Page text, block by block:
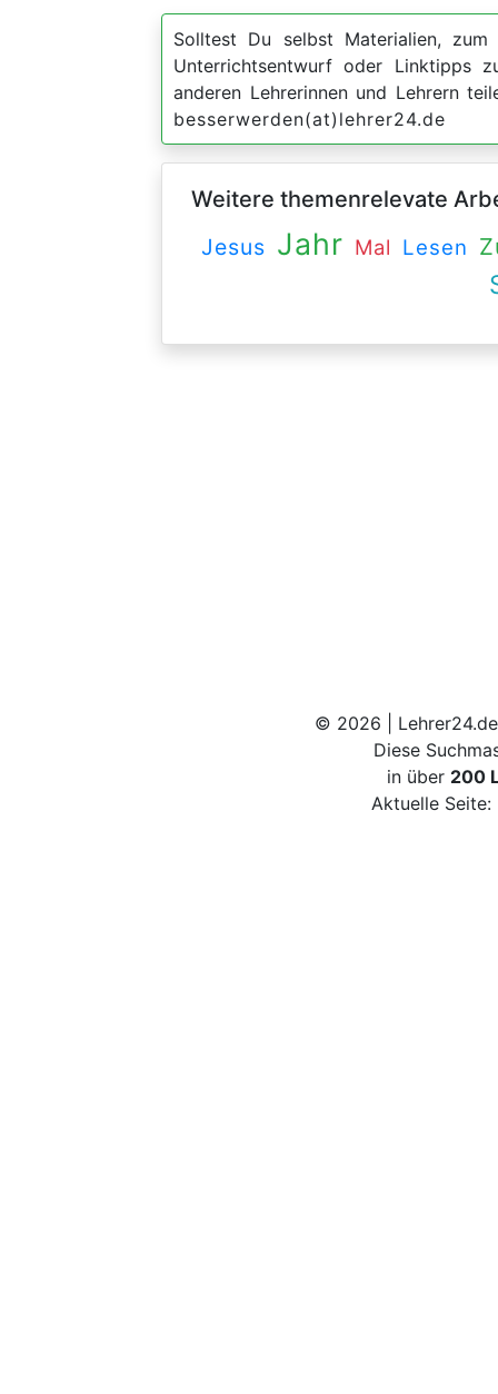
Solltest Du selbst Materialien,
Unterrichtsentwurf oder Linktipps
anderen Lehrerinnen und Lehrern
besserwerden(at)lehrer24.de
Weitere themenrelevate
Jesus Jahr Mal Lesen
© 2026 |
Diese
in über 200
Aktuelle Seite: